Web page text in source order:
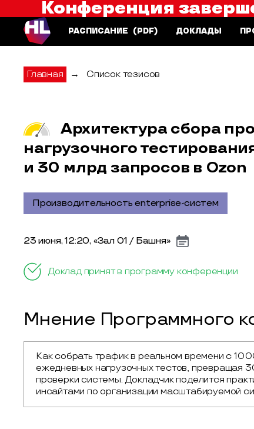
Saint HighLoad++
Конференция
РАСПИСАНИЕ (PDF) ДОКЛАДЫ
Главная → Список тезисов
Архитектура сбора
нагрузочного
и 30 млрд запросов в Ozon
Производительность enterprise-систем
23 июня, 12:20, «Зал 01 / Башня»
Доклад принят в программу конференции
Мнение Программного
Как собрать трафик в реальном времени с 10
ежедневных нагрузочных тестов, превращая
проверки системы. Докладчик поделится
инсайтами по организации масштабируемой